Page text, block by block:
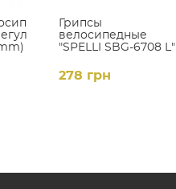
Грипсы
велосипедные
"SPELLI SBG-6708 L"
127mm)
278 грн